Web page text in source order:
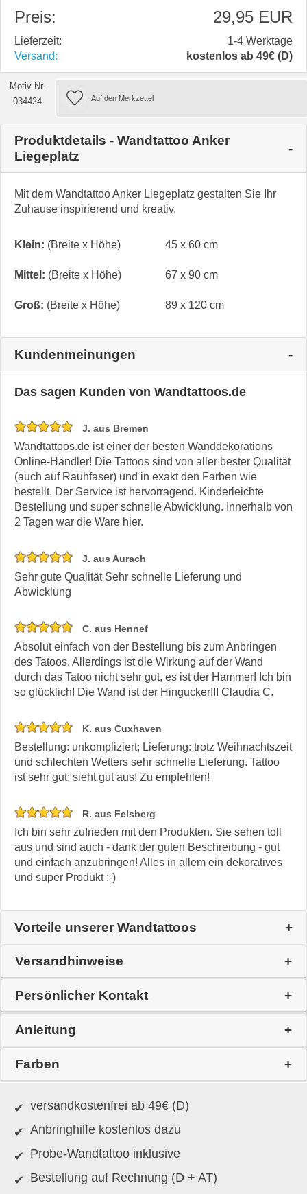
Preis: 29,95 EUR
Lieferzeit:
1-4 Werktage
Versand:
kostenlos ab 49€ (D)
Motiv Nr.
034424
Produktdetails - Wandtattoo Anker
Liegeplatz
Mit dem Wandtattoo Anker Liegeplatz gestalten Sie Ihr
Zuhause inspirierend und kreativ.
Klein: (Breite x Höhe) 45 x 60 cm
Mittel: (Breite x Höhe) 67 x 90 cm
Groß: (Breite x Höhe) 89 x 120 cm
Kundenmeinungen
Das sagen Kunden von Wandtattoos.de
J. aus Bremen
Wandtattoos.de ist einer der besten Wanddekorations
Online-Händler! Die Tattoos sind von aller bester Qualität
(auch auf Rauhfaser) und in exakt den Farben wie
bestellt. Der Service ist hervorragend. Kinderleichte
Bestellung und super schnelle Abwicklung. Innerhalb von
2 Tagen war die Ware hier.
J. aus Aurach
Sehr gute Qualität Sehr schnelle Lieferung und
Abwicklung
C. aus Hennef
Absolut einfach von der Bestellung bis zum Anbringen
des Tatoos. Allerdings ist die Wirkung auf der Wand
durch das Tatoo nicht sehr gut, es ist der Hammer! Ich bin
so glücklich! Die Wand ist der Hingucker!!! Claudia C.
K. aus Cuxhaven
Bestellung: unkompliziert; Lieferung: trotz Weihnachtszeit
und schlechten Wetters sehr schnelle Lieferung. Tattoo
ist sehr gut; sieht gut aus! Zu empfehlen!
R. aus Felsberg
Ich bin sehr zufrieden mit den Produkten. Sie sehen toll
aus und sind auch - dank der guten Beschreibung - gut
und einfach anzubringen! Alles in allem ein dekoratives
und super Produkt :-)
Vorteile unserer Wandtattoos
Versandhinweise
Persönlicher Kontakt
Anleitung
Farben
versandkostenfrei ab 49€ (D)
Anbringhilfe kostenlos dazu
Probe-Wandtattoo inklusive
Bestellung auf Rechnung (D + AT)